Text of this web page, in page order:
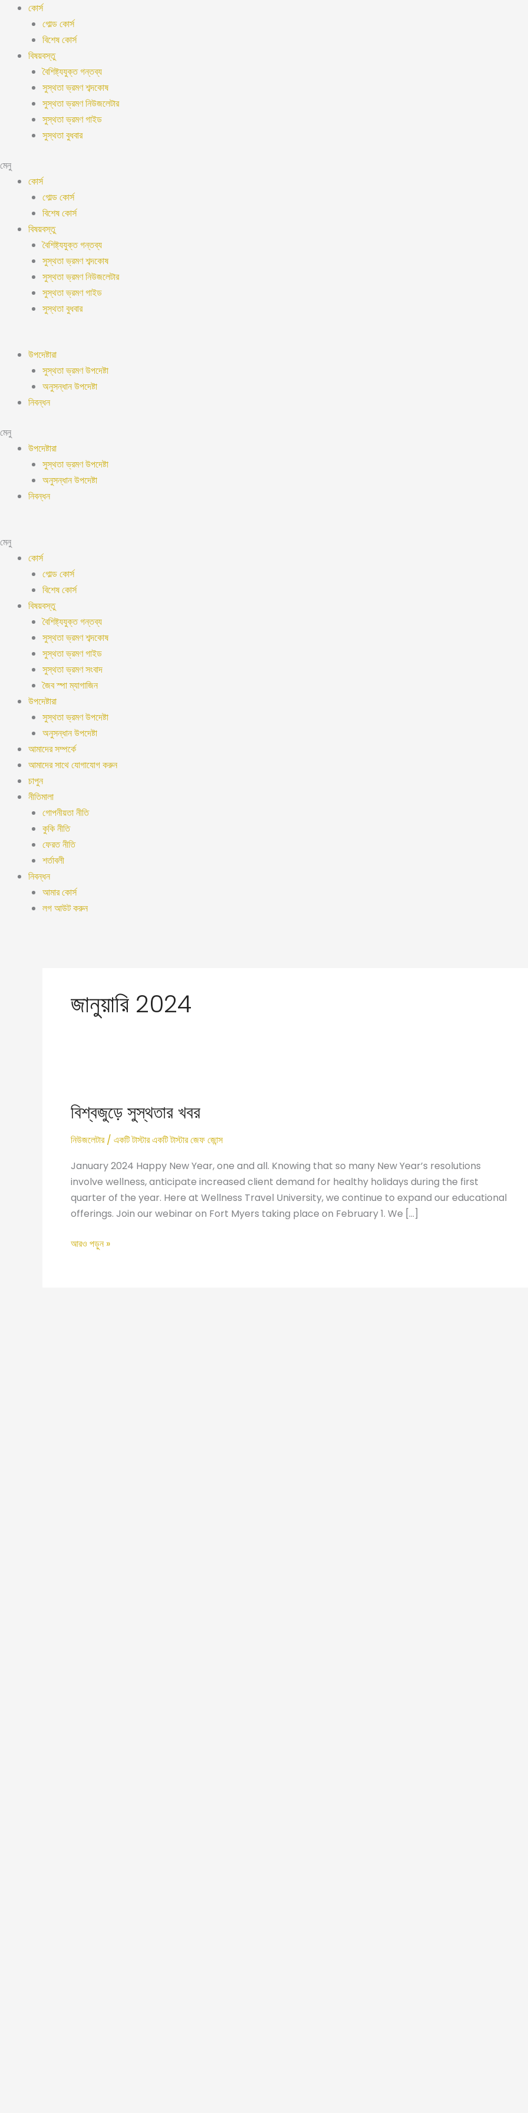
বিষয়বস্তু কোর্স
গোল্ড কোর্স
বিশেষ কোর্স
বিষয়বস্তু
বৈশিষ্ট্যযুক্ত গন্তব্য
সুস্থতা ভ্রমণ শব্দকোষ
সুস্থতা ভ্রমণ নিউজলেটার
সুস্থতা ভ্রমণ গাইড
সুস্থতা বুধবার
মেনু
কোর্স
গোল্ড কোর্স
বিশেষ কোর্স
বিষয়বস্তু
বৈশিষ্ট্যযুক্ত গন্তব্য
সুস্থতা ভ্রমণ শব্দকোষ
সুস্থতা ভ্রমণ নিউজলেটার
সুস্থতা ভ্রমণ গাইড
সুস্থতা বুধবার
উপদেষ্টারা
সুস্থতা ভ্রমণ উপদেষ্টা
অনুসন্ধান উপদেষ্টা
নিবন্ধন
মেনু
উপদেষ্টারা
সুস্থতা ভ্রমণ উপদেষ্টা
অনুসন্ধান উপদেষ্টা
নিবন্ধন
মেনু
কোর্স
গোল্ড কোর্স
বিশেষ কোর্স
বিষয়বস্তু
বৈশিষ্ট্যযুক্ত গন্তব্য
সুস্থতা ভ্রমণ শব্দকোষ
সুস্থতা ভ্রমণ গাইড
সুস্থতা ভ্রমণ সংবাদ
জৈব স্পা ম্যাগাজিন
উপদেষ্টারা
সুস্থতা ভ্রমণ উপদেষ্টা
অনুসন্ধান উপদেষ্টা
আমাদের সম্পর্কে
আমাদের সাথে যোগাযোগ করুন
চাপুন
নীতিমালা
গোপনীয়তা নীতি
কুকি নীতি
ফেরত নীতি
শর্তাবলী
নিবন্ধন
আমার কোর্স
লগ আউট করুন
জানুয়ারি 2024
বিশ্বজুড়ে সুস্থতার খবর
নিউজলেটার/ একটি টাস্টার একটি টাস্টারজেফ জোন্স
January 2024 Happy New Year, one and all. Knowing that so many New Year’s resolutions
involve wellness, anticipate increased client demand for healthy holidays during the first
quarter of the year. Here at Wellness Travel University, we continue to expand our educational
offerings. Join our webinar on Fort Myers taking place on February 1. We […]
খবর
আরও পড়ুন »